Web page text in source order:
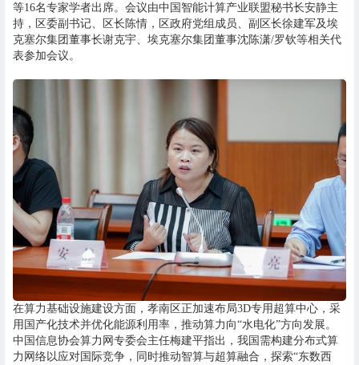
等16名专家学者出席。会议由中国智能计算产业联盟秘书长安静主
持，区委副书记、区长陈情，区政府党组成员、副区长徐建军及埃
克塞尔集团董事长谢克宇、埃克塞尔集团董事沈陈潇/罗钦等相关代
表参加会议。
在算力基础设施建设方面，孝南区正加速布局3D专用超算中心，采
用国产化技术并优化能源利用率，推动算力向“水电化”方向发展。
中国信息协会算力网专委会主任梅建平指出，我国需构建分布式算
力网络以应对国际竞争，同时推动智算与超算融合，探索“东数西